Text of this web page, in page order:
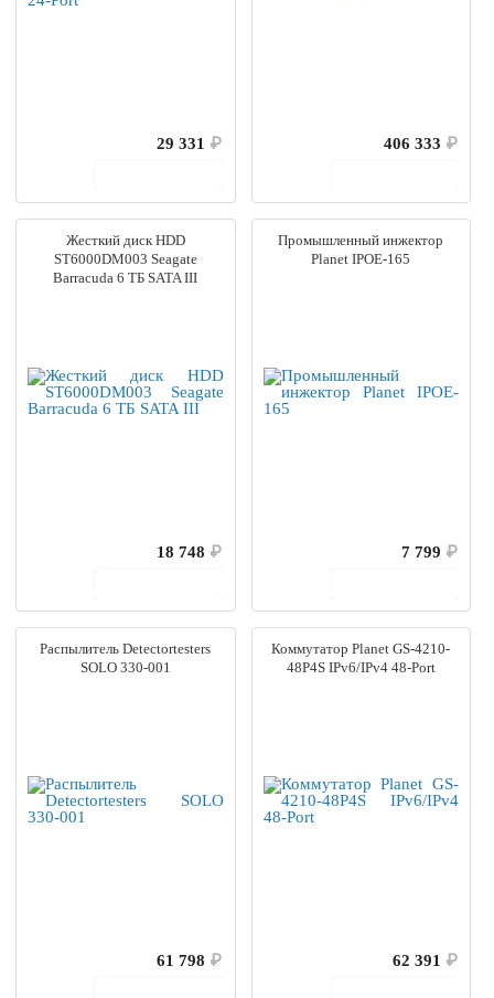
29 331 ₽
406 333 ₽
Жесткий диск HDD
ST6000DM003 Seagate
Barracuda 6 ТБ SATA III
18 748 ₽
Промышленный инжектор
Planet IPOE-165
7 799 ₽
Распылитель Detectortesters
SOLO 330-001
61 798 ₽
Коммутатор Planet GS-4210-
48P4S IPv6/IPv4 48-Port
62 391 ₽